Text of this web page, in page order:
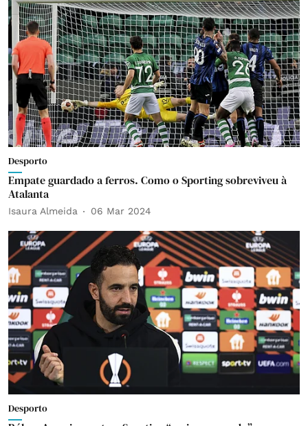
Desporto
Empate guardado a ferros. Como o Sporting sobreviveu à
Atalanta
Isaura Almeida 06 Mar 2024
Desporto